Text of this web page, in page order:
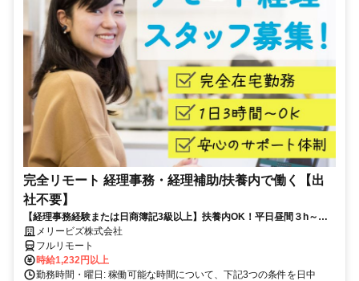
完全リモート 経理事務・経理補助/扶養内で働く【出
社不要】
【経理事務経験または日商簿記3級以上】扶養内OK！平日昼間３h～。
完全在宅で育児・介護中の方も大歓迎♪
メリービズ株式会社
フルリモート
時給1,232円以上
勤務時間・曜日: 稼働可能な時間について、下記3つの条件を日中